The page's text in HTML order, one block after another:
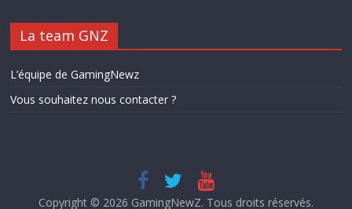
La team GNZ
L’équipe de GamingNewz
Vous souhaitez nous contacter ?
Copyright © 2026 GamingNewZ. Tous droits réservés.